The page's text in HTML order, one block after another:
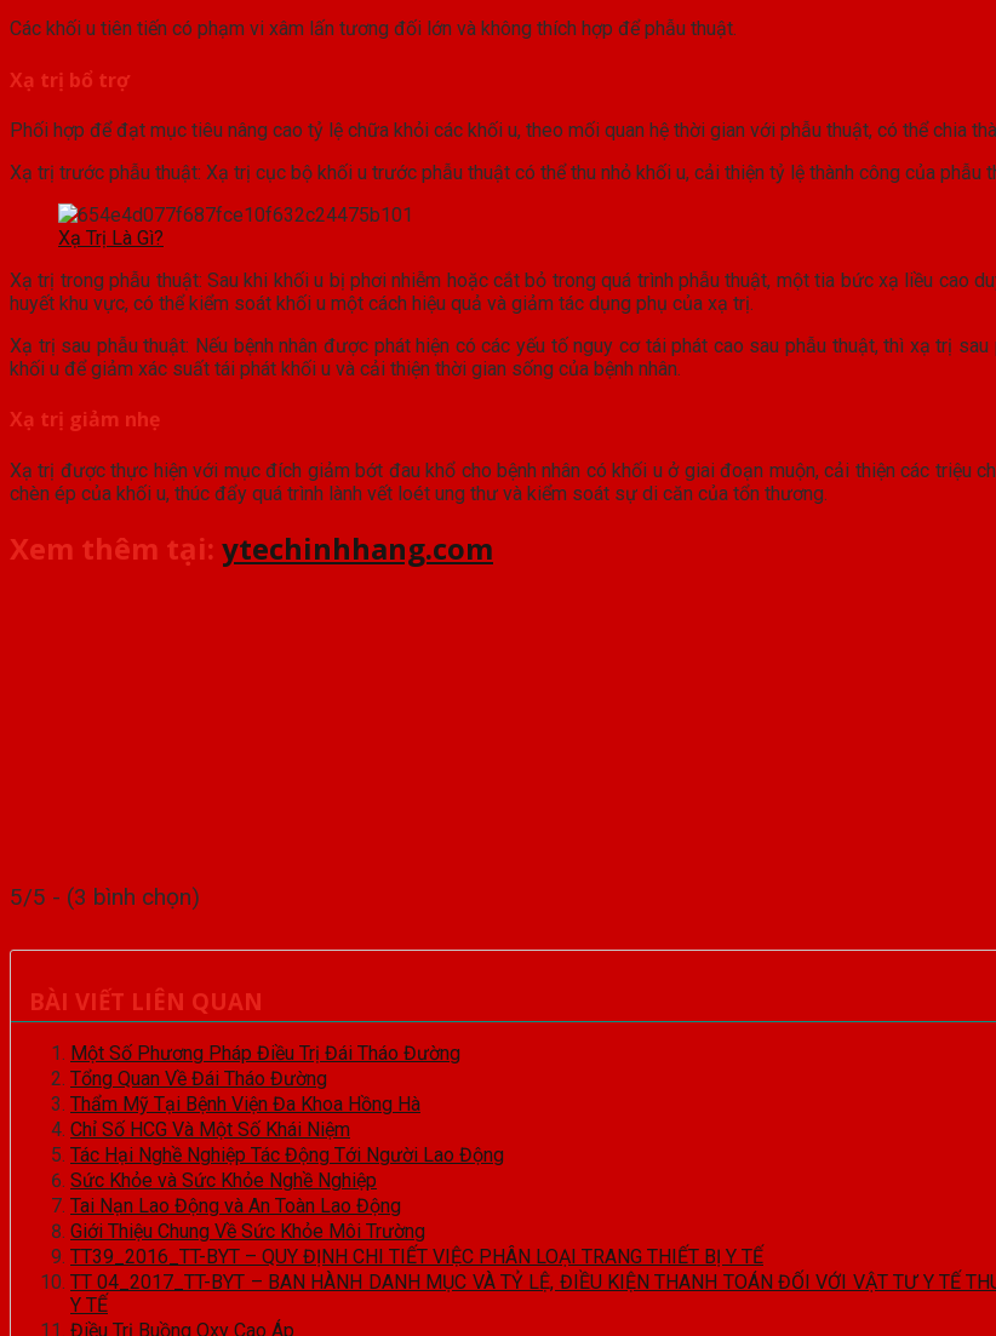
Các khối u tiên tiến có phạm vi xâm lấn tương đối lớn và không thích hợp để phẫu thuật.
Xạ trị bổ trợ
Phối hợp để đạt mục tiêu nâng cao tỷ lệ chữa khỏi các khối u, theo mối quan hệ thời gian với phẫu thuật, có thể chia
Xạ trị trước phẫu thuật: Xạ trị cục bộ khối u trước phẫu thuật có thể thu nhỏ khối u, cải thiện tỷ lệ thành công của phẫu
Xạ Trị Là Gì?
Xạ trị trong phẫu thuật: Sau khi khối u bị phơi nhiễm hoặc cắt bỏ trong quá trình phẫu thuật, một tia bức xạ liều cao
huyết khu vực, có thể kiểm soát khối u một cách hiệu quả và giảm tác dụng phụ của xạ trị.
Xạ trị sau phẫu thuật: Nếu bệnh nhân được phát hiện có các yếu tố nguy cơ tái phát cao sau phẫu thuật, thì xạ trị
khối u để giảm xác suất tái phát khối u và cải thiện thời gian sống của bệnh nhân.
Xạ trị giảm nhẹ
Xạ trị được thực hiện với mục đích giảm bớt đau khổ cho bệnh nhân có khối u ở giai đoạn muộn, cải thiện các triệu
chèn ép của khối u, thúc đẩy quá trình lành vết loét ung thư và kiểm soát sự di căn của tổn thương.
Xem thêm tại: ytechinhhang.com
5/5 - (3 bình chọn)
BÀI VIẾT LIÊN QUAN
Một Số Phương Pháp Điều Trị Đái Tháo Đường
Tổng Quan Về Đái Tháo Đường
Thẩm Mỹ Tại Bệnh Viện Đa Khoa Hồng Hà
Chỉ Số HCG Và Một Số Khái Niệm
Tác Hại Nghề Nghiệp Tác Động Tới Người Lao Động
Sức Khỏe và Sức Khỏe Nghề Nghiệp
Tai Nạn Lao Động và An Toàn Lao Động
Giới Thiệu Chung Về Sức Khỏe Môi Trường
TT39_2016_TT-BYT – QUY ĐỊNH CHI TIẾT VIỆC PHÂN LOẠI TRANG THIẾT BỊ Y TẾ
TT 04_2017_TT-BYT – BAN HÀNH DANH MỤC VÀ TỶ LỆ, ĐIỀU KIỆN THANH TOÁN ĐỐI VỚI VẬT TƯ Y TẾ
Y TẾ
Điều Trị Buồng Oxy Cao Áp